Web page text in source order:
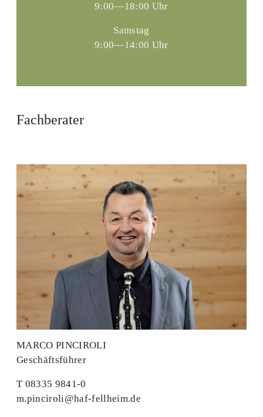
9:00—18:00 Uhr
Samstag
9:00—14:00 Uhr
Fachberater
MARCO PINCIROLI
Geschäftsführer
T 08335 9841-0
m.pinciroli@haf-fellheim.de